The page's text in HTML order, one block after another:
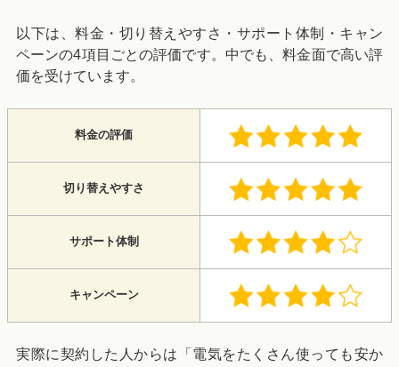
以下は、料金・切り替えやすさ・サポート体制・キャン
ペーンの4項目ごとの評価です。中でも、料金面で高い評
価を受けています。
料金の評価
切り替えやすさ
サポート体制
キャンペーン
実際に契約した人からは「電気をたくさん使っても安か